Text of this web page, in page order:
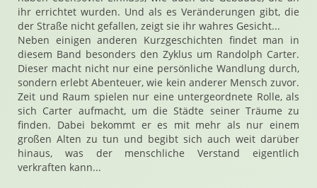
ihr errichtet wurden. Und als es Veränderungen gibt, die
der Straße nicht gefallen, zeigt sie ihr wahres Gesicht...
Neben einigen anderen Kurzgeschichten findet man in
diesem Band besonders den Zyklus um Randolph Carter.
Dieser macht nicht nur eine persönliche Wandlung durch,
sondern erlebt Abenteuer, wie kein anderer Mensch zuvor.
Zeit und Raum spielen nur eine untergeordnete Rolle, als
sich Carter aufmacht, um die Städte seiner Träume zu
finden. Dabei bekommt er es mit mehr als nur einem
großen Alten zu tun und begibt sich auch weit darüber
hinaus, was der menschliche Verstand eigentlich
verkraften kann...